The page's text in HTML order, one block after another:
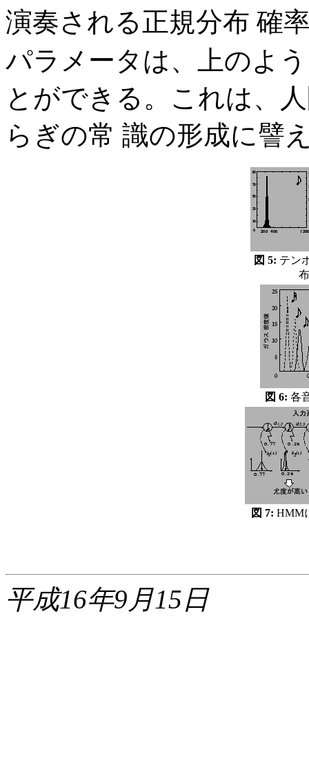
演奏される正規分布 確
パラメータは、上のよ
とができる。これは、
らぎの常 識の形成に譬
図 5: テン
図 6: 各
図 7: HMM
平成16年9月15日